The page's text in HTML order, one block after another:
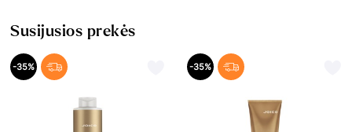
Susijusios prekės
-35% -35%